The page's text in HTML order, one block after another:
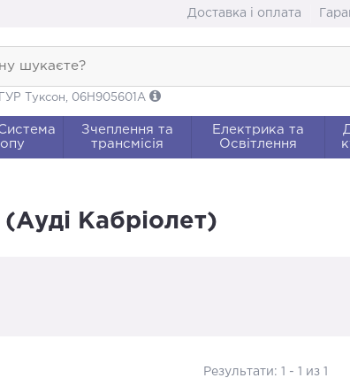
Доставка і оплата
шукаєте?
Туксон, 06H905601A
Зчеплення та
трансмісія
Електрика та
Освітлення
Кабріолет)
Результати: 1 - 1 из 1